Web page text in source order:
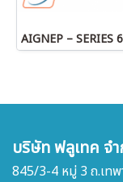
บริษัท ฟลูเทค จ
845/3-4 หมู่ 3 ถ.เทพ